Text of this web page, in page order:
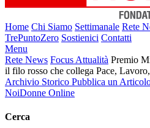
Home Chi Siamo Settimanale Rete
TrePuntoZero Sostienici Contatti
Menu
Rete News Focus Attualità Premio
il filo rosso che collega Pace,
Archivio Storico Pubblica un
NoiDonne Online
Cerca